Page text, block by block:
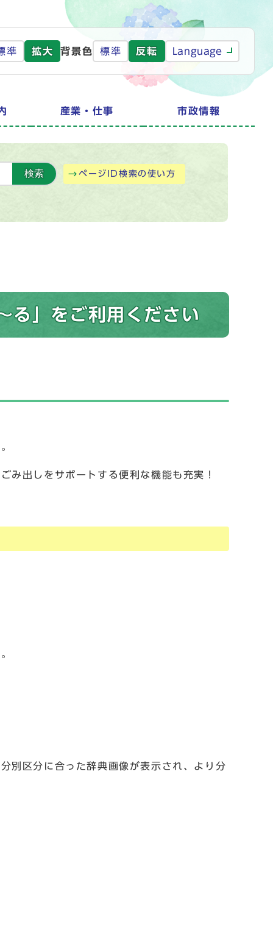
準 拡大 背景色 標準 反転 Language
産業・仕事 市政情報
検索 ページID検索の使い方
る」をご利用ください
み出しをサポートする便利な機能も充実！
別区分に合った辞典画像が表示され、より分